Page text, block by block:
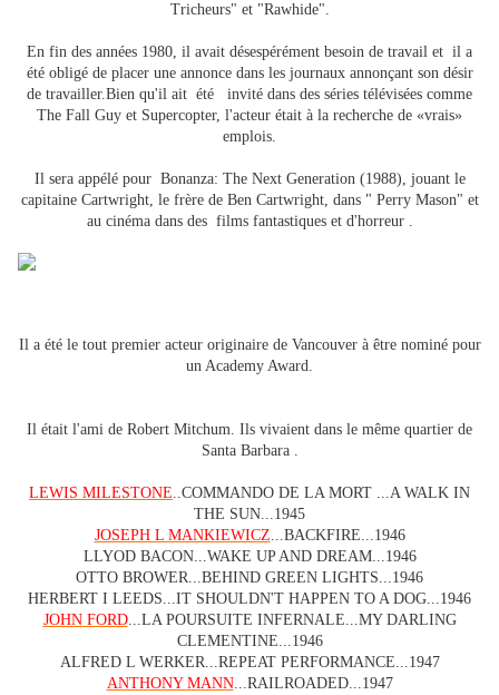
Tricheurs" et "Rawhide".
En fin des années 1980, il avait désespérément besoin de travail et il a
été obligé de placer une annonce dans les journaux annonçant son désir
de travailler.Bien qu'il ait été invité dans des séries télévisées comme
The Fall Guy et Supercopter, l'acteur était à la recherche de «vrais»
emplois.
Il sera appélé pour Bonanza: The Next Generation (1988), jouant le
capitaine Cartwright, le frère de Ben Cartwright, dans " Perry Mason" et
au cinéma dans des films fantastiques et d'horreur .
Il a été le tout premier acteur originaire de Vancouver à être nominé pour
un Academy Award.
Il était l'ami de Robert Mitchum. Ils vivaient dans le même quartier de
Santa Barbara .
LEWIS MILESTONE..COMMANDO DE LA MORT ...A WALK IN
THE SUN...1945
JOSEPH L MANKIEWICZ...BACKFIRE...1946
LLYOD BACON...WAKE UP AND DREAM...1946
OTTO BROWER...BEHIND GREEN LIGHTS...1946
HERBERT I LEEDS...IT SHOULDN'T HAPPEN TO A DOG...1946
JOHN FORD...LA POURSUITE INFERNALE...MY DARLING
CLEMENTINE...1946
ALFRED L WERKER...REPEAT PERFORMANCE...1947
ANTHONY MANN...RAILROADED...1947